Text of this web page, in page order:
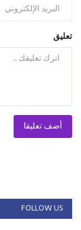
تعليق
أضف تعليقا
FOLLOW US